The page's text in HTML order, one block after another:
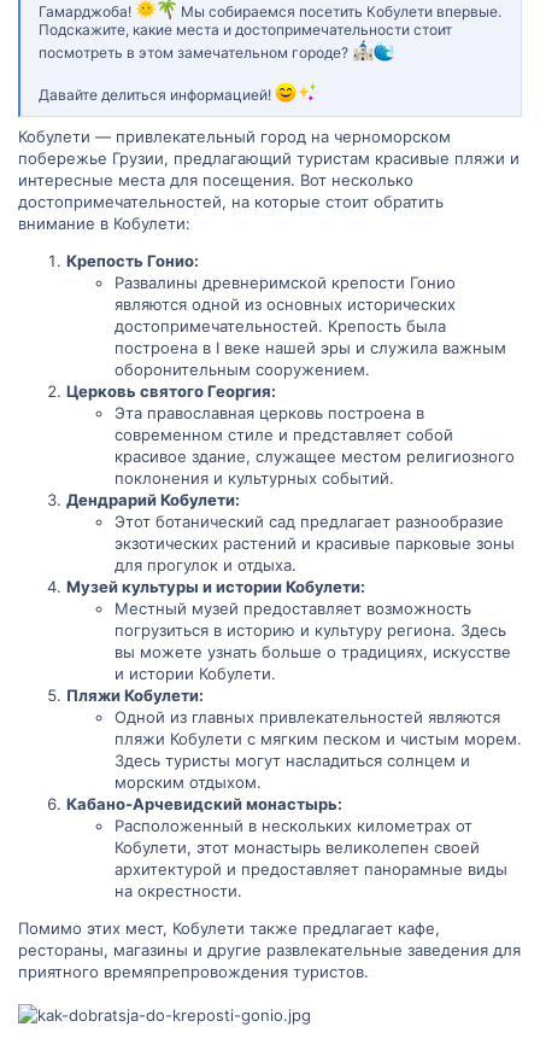
Гамарджоба!
Мы собираемся посетить Кобулети впервые.
Подскажите, какие места и достопримечательности стоит
посмотреть в этом замечательном городе?
Давайте делиться информацией!
Кобулети — привлекательный город на черноморском
побережье Грузии, предлагающий туристам красивые пляжи и
интересные места для посещения. Вот несколько
достопримечательностей, на которые стоит обратить
внимание в Кобулети:
Крепость Гонио:
Развалины древнеримской крепости Гонио
являются одной из основных исторических
достопримечательностей. Крепость была
построена в I веке нашей эры и служила важным
оборонительным сооружением.
Церковь святого Георгия:
Эта православная церковь построена в
современном стиле и представляет собой
красивое здание, служащее местом религиозного
поклонения и культурных событий.
Дендрарий Кобулети:
Этот ботанический сад предлагает разнообразие
экзотических растений и красивые парковые зоны
для прогулок и отдыха.
Музей культуры и истории Кобулети:
Местный музей предоставляет возможность
погрузиться в историю и культуру региона. Здесь
вы можете узнать больше о традициях, искусстве
и истории Кобулети.
Пляжи Кобулети:
Одной из главных привлекательностей являются
пляжи Кобулети с мягким песком и чистым морем.
Здесь туристы могут насладиться солнцем и
морским отдыхом.
Кабано-Арчевидский монастырь:
Расположенный в нескольких километрах от
Кобулети, этот монастырь великолепен своей
архитектурой и предоставляет панорамные виды
на окрестности.
Помимо этих мест, Кобулети также предлагает кафе,
рестораны, магазины и другие развлекательные заведения для
приятного времяпрепровождения туристов.